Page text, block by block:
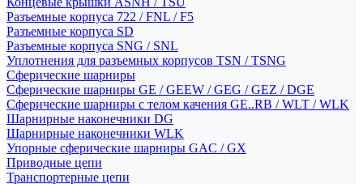
Разъемные корпуса 722 / FNL / F5
Разъемные корпуса SD
Разъемные корпуса SNG / SNL
Уплотнения для разъемных корпусов TSN / TSNG
Сферические шарниры
Сферические шарниры GE / GEEW / GEG / GEZ / DGE
Сферические шарниры с телом качения GE..RB / WLT / WLK
Шарнирные наконечники DG
Шарнирные наконечники WLK
Упорные сферические шарниры GAC / GX
Приводные цепи
Транспортерные цепи